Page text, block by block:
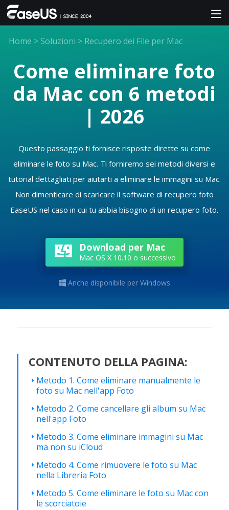
Home > Soluzioni > Recupero dei File per Mac
Come eliminare foto
da Mac con 6 metodi
| 2026
Questo passaggio ti fornisce risposte dirette su come
eliminare le foto su Mac. Ti forniremo sei metodi diversi e
tutorial dettagliati per aiutarti a eliminare le immagini su Mac.
Non dimenticare di scaricare il software di recupero foto
EaseUS nel caso in cui tu abbia bisogno di un recupero foto.
Download per Mac
Mac OS X 10.10 o successivo
 Anche disponibile per Windows
CONTENUTO DELLA PAGINA:
Metodo 1. Come eliminare manualmente le
foto su Mac nell'app Foto
Metodo 2. Come cancellare gli album su Mac
nell'app Foto
Metodo 3. Come eliminare immagini su Mac
ma non su iCloud
Metodo 4. Come rimuovere le foto su Mac
nella Libreria Foto
Metodo 5. Come eliminare le foto su Mac con
le scorciatoie